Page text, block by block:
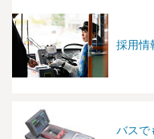
採用情
バスで